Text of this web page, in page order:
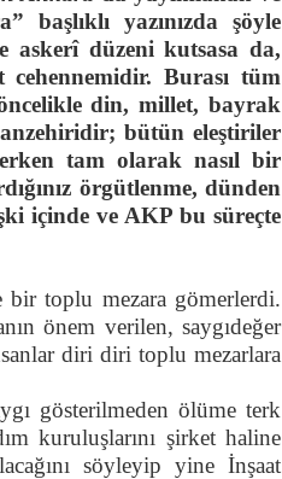
yazınızda şöyle
düzeni kutsasa da,
Burası tüm
din, millet, bayrak
bütün eleştiriler
tam olarak nasıl bir
örgütlenme, dünden
içinde ve AKP bu süreçte
bir toplu mezara gömerlerdi.
önem verilen, saygıdeğer
diri diri toplu mezarlara
gösterilmeden ölüme terk
kuruluşlarını şirket haline
söyleyip yine İnşaat